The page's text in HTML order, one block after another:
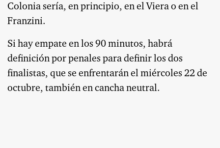
Colonia sería, en principio, en el Viera o en el
Franzini.
Si hay empate en los 90 minutos, habrá
definición por penales para definir los dos
finalistas, que se enfrentarán el miércoles 22 de
octubre, también en cancha neutral.